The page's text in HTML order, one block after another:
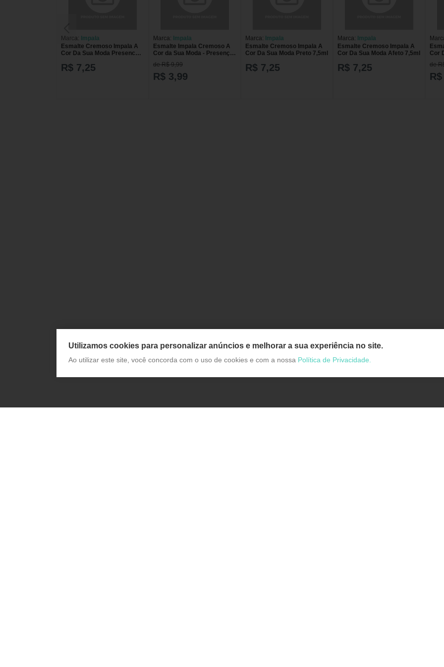
Marca: Impala
Esmalte Cremoso Impala A
Cor Da Sua Moda Presenca
R$ 7,25
Marca: Impala
Esmalte Impala Cremoso A
Cor da Sua Moda - Presença
ESM IMPALA CR PRESENCA
de R$ 9,99
R$ 3,99
Marca: Impala
Esmalte Cremoso Impala A
Cor Da Sua Moda Preto 7,5ml
R$ 7,25
Marca: Impala
Esmalte Cremoso Impala A
Cor Da Sua Moda Afeto 7,5ml
R$ 7,25
Cor
7,5ml
de
Utilizamos cookies para personalizar anúncios e melhorar a sua experiência no site.
Ao utilizar este site, você concorda com o uso de cookies e com a nossa Política de Privacidade.